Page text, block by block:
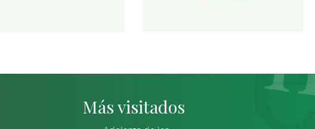
Más visitados